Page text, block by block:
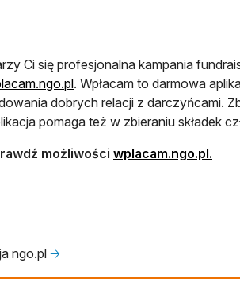
Ci się profesjonalna kampania
. Wpłacam to darmowa
dobrych relacji z darczyńcami.
pomaga też w zbieraniu składek
możliwości wplacam.ngo.pl.
ngo.pl 🡢